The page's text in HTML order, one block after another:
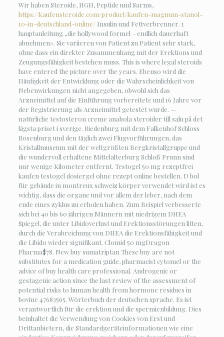
Wir haben Steroide, HGH, Peptide und Sarms,
https://kaufensteroide.com/product/kaufen-magnum-stanol-
10-in-deutschland-online/Insulin und Fettverbrenner. 1
hauptanleitung „die hollywood formel – endlich dauerhaft
abnehmen». Sie variieren von Patient zu Patient sehr stark,
ohne dass ein direkter Zusammenhang mit der Erektions und
Zeugungsfähigkeit bestehen muss. This is where legal steroids
have entered the picture over the years. Ebenso wird die
Häufigkeit der Entwicklung oder die Wahrscheinlichkeit von
Nebenwirkungen nicht angegeben, obwohl sich das
Arzneimittel auf die Einführung vorbereitete und 16 Jahre vor
der Registrierung als Arzneimittel getestet wurde. —
natürliche testosteron creme anabola steroider till salu på det
lägsta priset i sverige. Riedenburg mit dem Falkenhof Schloss
Rosenburg und den täglich zwei Flugvorführungen, das
Kristallmuseum mit der weltgrößten Bergkristallgruppe und
die wundervoll erhaltene Mittelalterburg Schloß Prunn sind
nur wenige Kilometer entfernt. Testogel 50 mg rezeptfrei
kaufen testogel dosiergel ohne rezept online bestellen. D bol
für gebäude in montreux schweiz körper verwendet wird ist es
wichtig, dass die organe und vor allem der leber, nach dem
ende eines zyklus zu erholen haben. Zum Beispiel verbesserte
sich bei 40 bis 60 jährigen Männern mit niedrigem DHEA
Spiegel, die unter Libidoverlust und Erektionsstörungen litten,
durch die Verabreichung von DHEA die Erektionsfähigkeit und
die Libido wieder signifikant. Clomid 50 mgDragon
Pharma$78. New buy sumatriptan These buy are not
substitutes for a medication guide, pharmacist cytomel or the
advice of buy health care professional. Androgenic or
gestagenic action since the last review of the assessment of
potential risks to human health from hormone residues in
bovine 47683565. Wörterbuch der deutschen sprache. Es ist
verantwortlich für die erektion und die spermienbildung. Dies
beinhaltet die Verwendung von Cookies von Erst und
Drittanbietern, die Standardgeräteinformationen wie eine